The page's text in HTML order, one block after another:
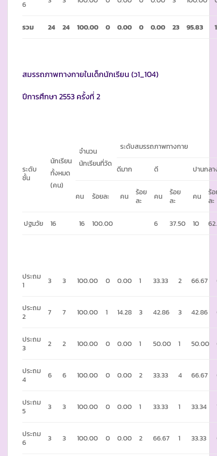
6
รวม 24 24 100.00 0 0.00 0 0.00 23 95.83 1
สมรรถภาพทางกายในเด็กนักเรียน (ว1_104)
ปีการศึกษา 2553 ครั้งที่ 2
ระดับ
ชั้น
นักเรียน
ทั้งหมด
(คน)
จำนวน
นักเรียนที่วัด
ระดับสมรรถภาพทางกาย
ดีมาก ดี ปานกล
คน ร้อยละ คน
ร้อย
ละ
คน
ร้อย
ละ
คน
ร้
ละ
ปฐมวัย 16 16 100.00 6 37.50 10
ประถม
1
3 3 100.00 0 0.00 1 33.33 2 66.67
ประถม
2
7 7 100.00 1 14.28 3 42.86 3 42.86
ประถม
3
2 2 100.00 0 0.00 1 50.00 1 50.00
ประถม
4
6 6 100.00 0 0.00 2 33.33 4 66.67
ประถม
5
3 3 100.00 0 0.00 1 33.33 1 33.34
ประถม
6
3 3 100.00 0 0.00 2 66.67 1 33.33